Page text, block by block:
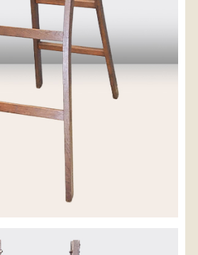
ンクを選択する事で送料が表
示されます。
お届け先
配送料金(税込)
でお問い合わせ下さい。